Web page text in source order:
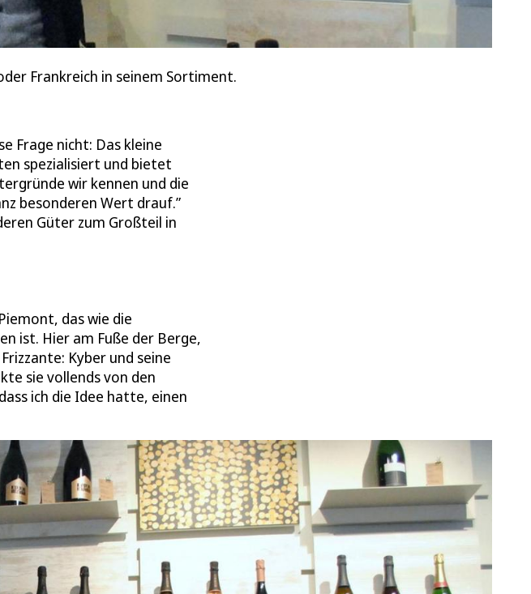
Frankreich in seinem Sortiment.
Frage nicht: Das kleine
spezialisiert und bietet
wir kennen und die
besonderen Wert drauf.”
Güter zum Großteil in
das wie die
ist. Hier am Fuße der Berge,
Kyber und seine
sie vollends von den
ich die Idee hatte, einen